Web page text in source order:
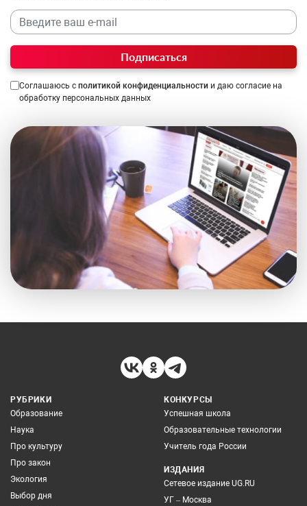
Подписаться
Соглашаюсь с политикой конфиденциальности и даю согласие на
обработку персональных данных
РУБРИКИ
Образование
Наука
Про культуру
Про закон
Экология
Выбор дня
КОНКУРСЫ
Успешная школа
Образовательные технологии
Учитель года России
ИЗДАНИЯ
Сетевое издание UG.RU
УГ – Москва